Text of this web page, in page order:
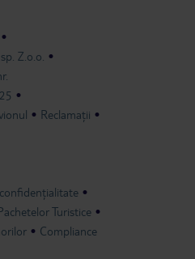
Z.o.o.
Reclamații
Turistice
Compliance